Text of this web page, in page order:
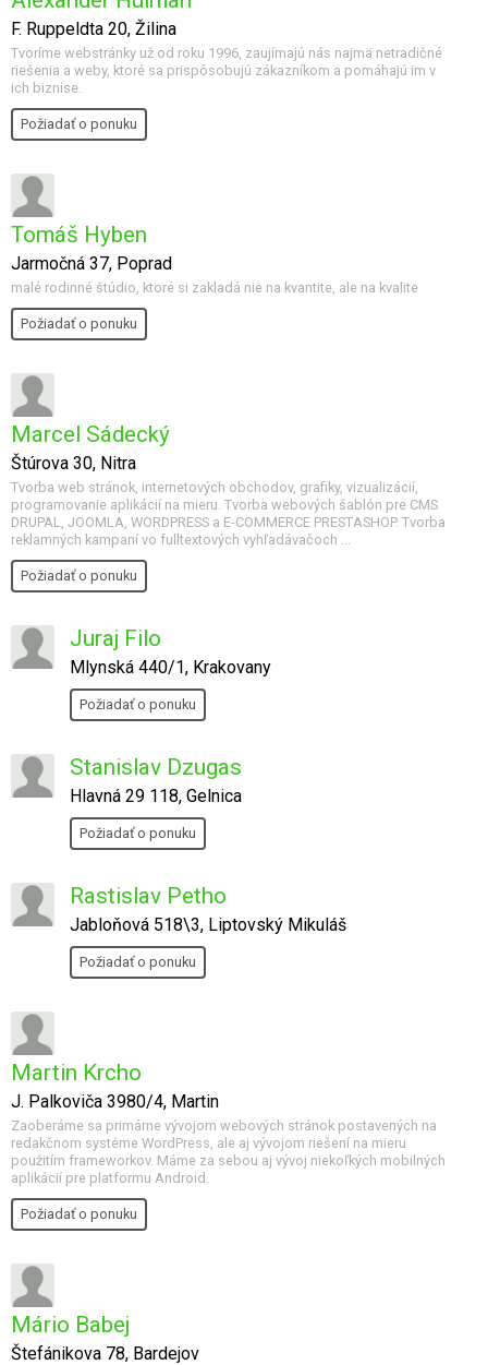
F. Ruppeldta 20, Žilina
Tvoríme webstránky už od roku 1996, zaujímajú nás najmä netradičné
riešenia a weby, ktoré sa prispôsobujú zákazníkom a pomáhajú im v
ich biznise.
Požiadať o ponuku
Tomáš Hyben
Jarmočná 37, Poprad
malé rodinné štúdio, ktoré si zakladá nie na kvantite, ale na kvalite
Požiadať o ponuku
Marcel Sádecký
Štúrova 30, Nitra
Tvorba web stránok, internetových obchodov, grafiky, vizualizácií,
programovanie aplikácií na mieru. Tvorba webových šablón pre CMS
DRUPAL, JOOMLA, WORDPRESS a E-COMMERCE PRESTASHOP. Tvorba
reklamných kampaní vo fulltextových vyhľadávačoch ...
Požiadať o ponuku
Juraj Filo
Mlynská 440/1, Krakovany
Požiadať o ponuku
Stanislav Dzugas
Hlavná 29 118, Gelnica
Požiadať o ponuku
Rastislav Petho
Jabloňová 518\3, Liptovský Mikuláš
Požiadať o ponuku
Martin Krcho
J. Palkoviča 3980/4, Martin
Zaoberáme sa primárne vývojom webových stránok postavených na
redakčnom systéme WordPress, ale aj vývojom riešení na mieru
použitím frameworkov. Máme za sebou aj vývoj niekoľkých mobilných
aplikácií pre platformu Android.
Požiadať o ponuku
Mário Babej
Štefánikova 78, Bardejov